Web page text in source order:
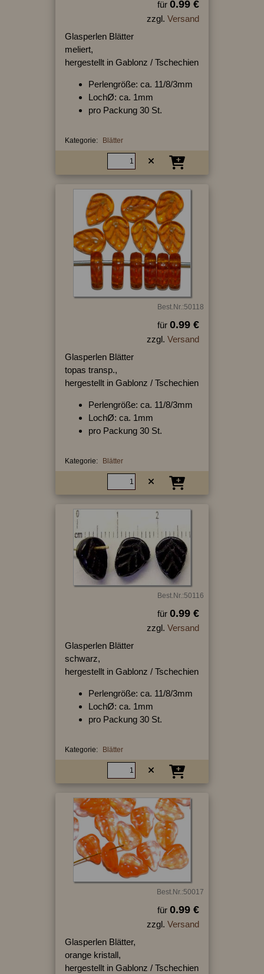
für 0.99 €
zzgl. Versand
Glasperlen Blätter
meliert,
hergestellt in Gablonz / Tschechien
Perlengröße: ca. 11/8/3mm
LochØ: ca. 1mm
pro Packung 30 St.
Kategorie: Blätter
Best.Nr.:50118
für 0.99 €
zzgl. Versand
Glasperlen Blätter
topas transp.,
hergestellt in Gablonz / Tschechien
Perlengröße: ca. 11/8/3mm
LochØ: ca. 1mm
pro Packung 30 St.
Kategorie: Blätter
Best.Nr.:50116
für 0.99 €
zzgl. Versand
Glasperlen Blätter
schwarz,
hergestellt in Gablonz / Tschechien
Perlengröße: ca. 11/8/3mm
LochØ: ca. 1mm
pro Packung 30 St.
Kategorie: Blätter
Best.Nr.:50017
für 0.99 €
zzgl. Versand
Glasperlen Blätter,
orange kristall,
hergestellt in Gablonz / Tschechien